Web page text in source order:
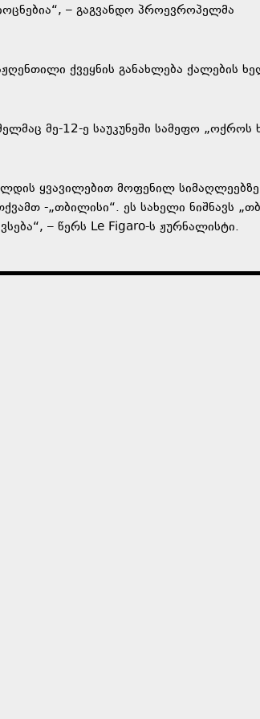
– გაგვანდო პროევროპელმა
ქვეყნის განახლება ქალების
მე-12-ე საუკუნეში სამეფო „ოქროს
ყვავილებით მოფენილ სიმაღლეებზე
-„თბილისი“. ეს სახელი ნიშნავს
– წერს Le Figaro-ს ჟურნალისტი.